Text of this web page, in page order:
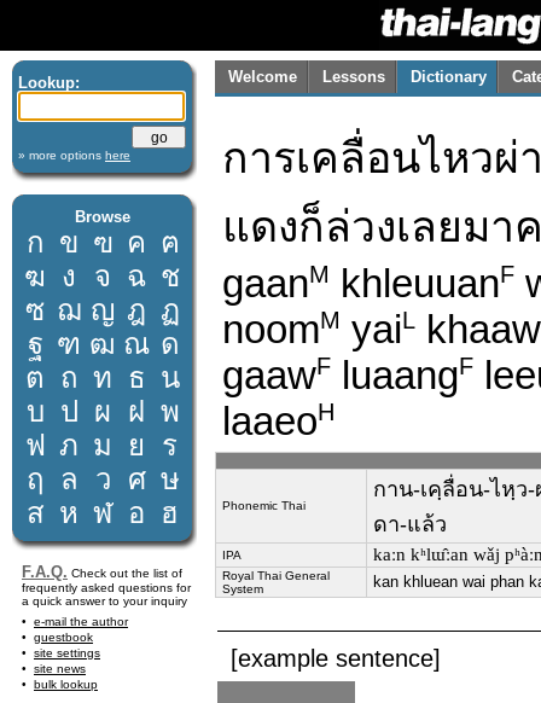
Lookup:
» more options here
Browse
ก ข ฃ ค ฅ
ฆ ง จ ฉ ช
ซ ฌ ญ ฎ ฏ
ฐ ฑ ฒ ณ ด
ต ถ ท ธ น
บ ป ผ ฝ พ
ฟ ภ ม ย
ร
ฤ
ล ว ศ ษ
ส ห ฬ อ ฮ
F.A.Q. Check out the list of
frequently asked questions for
a quick answer to your inquiry
e-mail the author
guestbook
site settings
site news
bulk lookup
Welcome Lessons Dictionary
การเคลื่อนไหว
แดงก็ล่วงเลยม
gaanM khleuuanF
noomM yaiL
gaawF luaangF
laaeoH
Phonemic Thai
กาน-เคฺลื่อน-ไหฺว
ดา-แล้ว
IPA kaːn kʰlɯ̂ːan wǎj
Royal Thai General
System
kan khluean wai phan
[example sentence]